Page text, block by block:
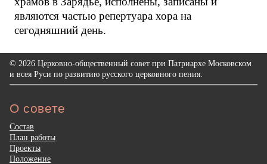
являются частью репертуара хора на
сегодняшний день.
© 2026 Церковно-общественный совет при Патриархе Московском
и всея Руси по развитию русского церковного пения.
О совете
Состав
План работы
Проекты
Положение